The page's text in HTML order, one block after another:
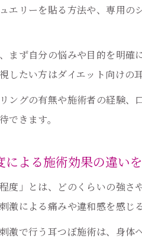
エリーを貼る方法や、専用
まず自分の悩みや目的を明
したい方はダイエット向け
ングの有無や施術者の経験
できます。
による施術効果の違い
度」とは、どのくらいの強
激による痛みや違和感を感じ
激で行う耳つぼ施術は、身